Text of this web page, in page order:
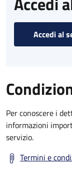
Accedi al
Per conoscere i
informazioni
servizio.
Termini e